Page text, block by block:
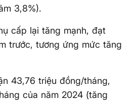
3,8%).
cấp lại tăng mạnh, đạt
trước, tương ứng mức tăng
43,76 triệu đồng/tháng,
của năm 2024 (tăng